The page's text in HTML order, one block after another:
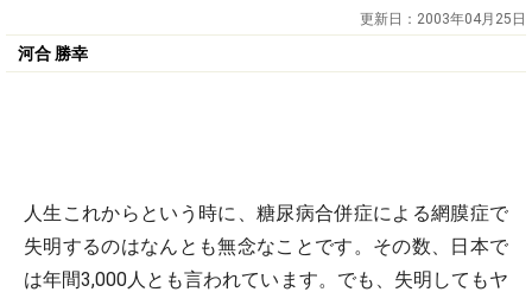
更新日： 2003年04月25日
河合 勝幸
人生これからという時に、糖尿病合併症による網膜症で
失明するのはなんとも無念なことです。その数、日本で
は年間3,000人とも言われています。でも、失明してもヤ